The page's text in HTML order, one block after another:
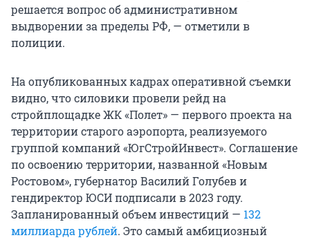
решается вопрос об административном
выдворении за пределы РФ, — отметили в
полиции.
На опубликованных кадрах оперативной съемки
видно, что силовики провели рейд на
стройплощадке ЖК «Полет» — первого проекта на
территории старого аэропорта, реализуемого
группой компаний «ЮгСтройИнвест». Соглашение
по освоению территории, названной «Новым
Ростовом», губернатор Василий Голубев и
гендиректор ЮСИ подписали в 2023 году.
Запланированный объем инвестиций — 132
миллиарда рублей. Это самый амбициозный